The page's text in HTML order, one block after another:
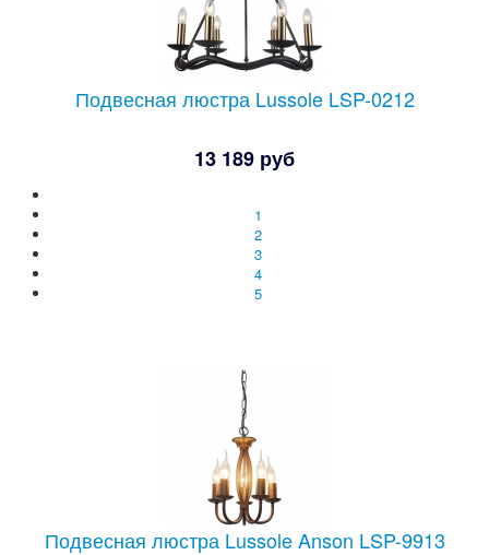
Подвесная люстра Lussole LSP-0212
13 189 руб
1
2
3
4
5
Подвесная люстра Lussole Anson LSP-9913